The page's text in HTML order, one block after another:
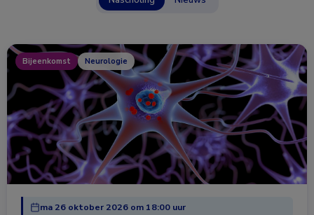
Bijeenkomst Neurologie
ma 26 oktober 2026 om 18:00 uur